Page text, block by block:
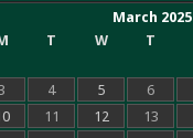
March 2025
T W T
4 5 6
11 12 13